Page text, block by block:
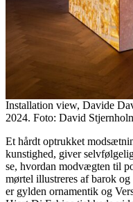
Installation view, Davide
2024. Foto: David
Et hårdt optrukket
kunstighed, giver
se, hvordan modvægten til
mørtel illustreres af barok
er gylden ornamentik og